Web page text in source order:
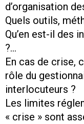
d’organisation
Quels outils,
Qu’en est-il des
?…
En cas de crise,
rôle du
interlocuteurs ?
Les limites
« crise » sont